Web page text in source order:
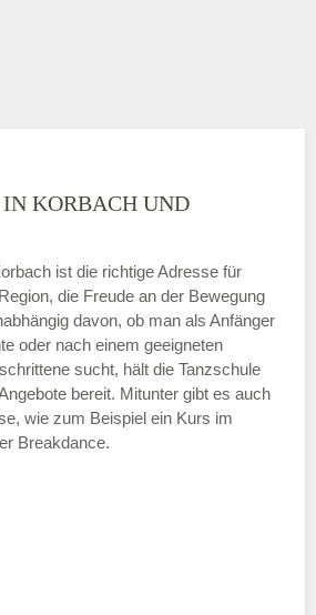
KORBACH UND
ist die richtige Adresse für
die Freude an der Bewegung
davon, ob man als Anfänger
oder nach einem geeigneten
sucht, hält die Tanzschule
bereit. Mitunter gibt es auch
wie zum Beispiel ein Kurs im
Breakdance.